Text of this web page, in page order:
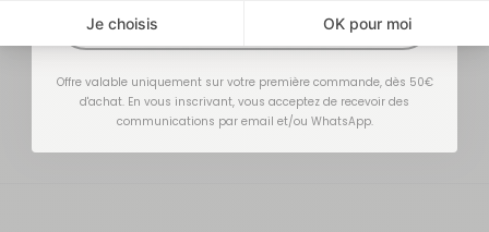
Questions
Fréquentes
Offre valable uniquement sur votre première commande, dès 50€
d'achat. En vous inscrivant, vous acceptez de recevoir des
communications par email et/ou WhatsApp.